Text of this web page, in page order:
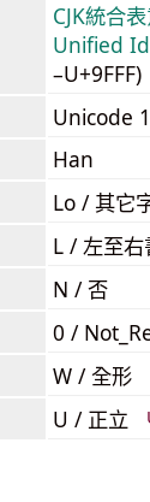
CJK統合
Unified
–U+9FFF)
Unicode
Han
Lo / 其它
L / 左至右
N / 否
0 /
W / 全形
U / 正立